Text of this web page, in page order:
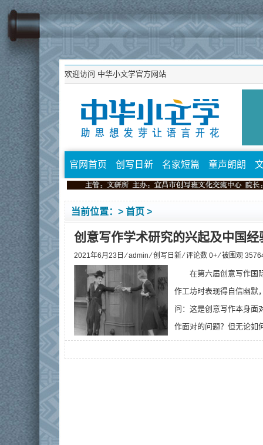
欢迎访问 中华小文学官方网站
官网首页 创写日新 名家短篇 童声朗朗
当前位置：> 首页 >
创意写作学术研究的兴起及中国经
2021年6月23日 ⁄admin⁄创写日新⁄ 评论数 0+ ⁄ 被围观
在第六届创意写作国
作工坊时表现得自信幽默
问：这是创意写作本身面
作面对的问题？但无论如